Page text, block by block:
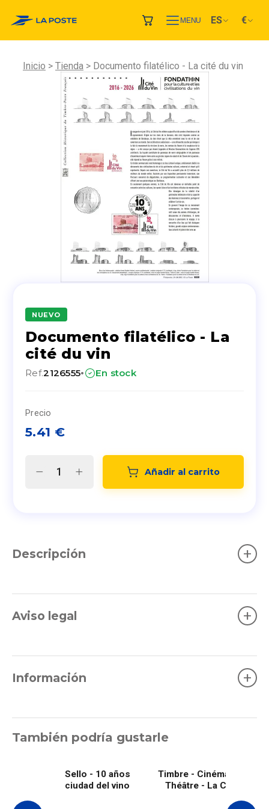
MENU ES €
Inicio Tienda Documento filatélico - La cité du vin
NUEVO
Documento filatélico - La
cité du vin
Ref.2126555· En stock
Precio
5.41 €
Añadir al carrito
Descripción +
Aviso legal +
Información +
También podría gustarle
Sello - 10 años
ciudad del vino
Timbre - Cinéma Eden
Théâtre - La Ciotat